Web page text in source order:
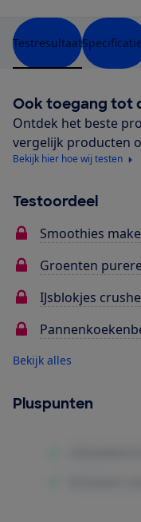
Testresultaat
Ook toegang tot
Ontdek het beste
vergelijk producten
Bekijk hier hoe wij testen
Testoordeel
Smoothies
Groenten
IJsblokjes
Bekijk alles
Pluspunten